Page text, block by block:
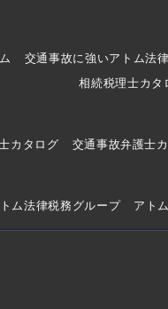
交通事故に強いアトム法
相続税理士カタ
カタログ 交通事故弁護士
ム法律税務グループ アト